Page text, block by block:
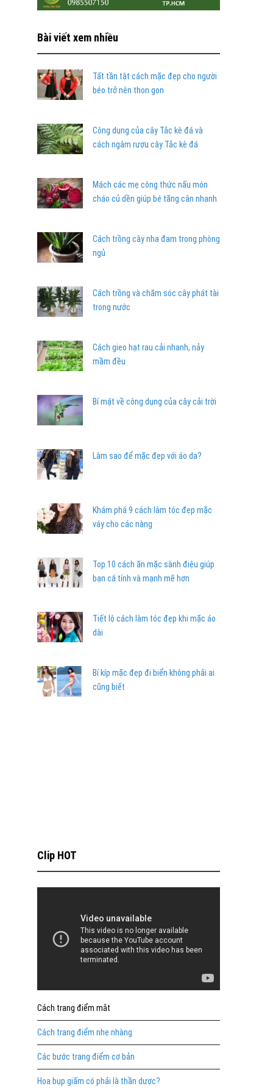
Bài viết xem nhiều
Tất tần tật cách mặc đẹp cho người
béo trở nên thon gọn
Công dụng của cây Tắc kè đá và
cách ngâm rượu cây Tắc kè đá
Mách các mẹ công thức nấu món
cháo củ dền giúp bé tăng cân nhanh
Cách trồng cây nha đam trong phòng
ngủ
Cách trồng và chăm sóc cây phát tài
trong nước
Cách gieo hạt rau cải nhanh, nảy
mầm đều
Bí mật về công dụng của cây cải trời
Làm sao để mặc đẹp với áo da?
Khám phá 9 cách làm tóc đẹp mặc
váy cho các nàng
Top 10 cách ăn mặc sành điệu giúp
bạn cá tính và mạnh mẽ hơn
Tiết lộ cách làm tóc đẹp khi mặc áo
dài
Bí kíp mặc đẹp đi biển không phải ai
cũng biết
Clip HOT
Cách trang điểm mắt
Cách trang điểm nhẹ nhàng
Các bước trang điểm cơ bản
Hoa bụp giấm có phải là thần dược?